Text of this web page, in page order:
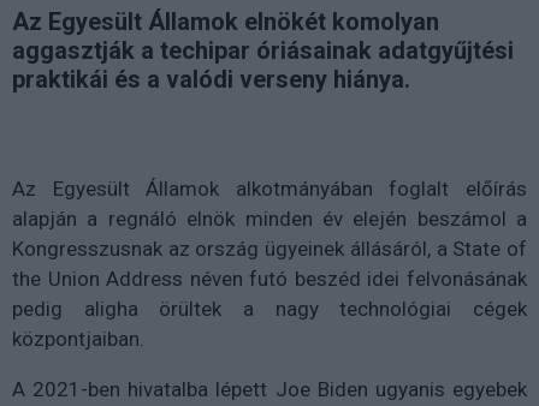
Az Egyesült Államok elnökét komolyan
aggasztják a techipar óriásainak adatgyűjtési
praktikái és a valódi verseny hiánya.
Az Egyesült Államok alkotmányában foglalt előírás
alapján a regnáló elnök minden év elején beszámol a
Kongresszusnak az ország ügyeinek állásáról, a State of
the Union Address néven futó beszéd idei felvonásának
pedig aligha örültek a nagy technológiai cégek
központjaiban.
A 2021-ben hivatalba lépett Joe Biden ugyanis egyebek